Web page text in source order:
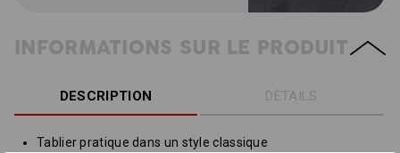
INFORMATIONS SUR LE PRODUIT
DESCRIPTION DÉTAILS
Tablier pratique dans un style classique